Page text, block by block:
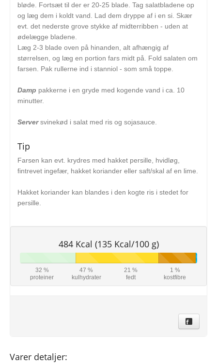
bløde. Fortsæt til der er 20-25 blade. Tag salatbladene op
og læg dem i koldt vand. Lad dem dryppe af i en si. Skær
evt. det nederste grove stykke af midterribben - uden at
ødelægge bladene.
Læg 2-3 blade oven på hinanden, alt afhængig af
størrelsen, og læg en portion fars midt på. Fold salaten om
farsen. Pak rullerne ind i stanniol - som små toppe.
Damp pakkerne i en gryde med kogende vand i ca. 10
minutter.
Serversvinekød i salat med ris og sojasauce.
Tip
Farsen kan evt. krydres med hakket persille, hvidløg,
fintrevet ingefær, hakket koriander eller saft/skal af en lime.
Hakket koriander kan blandes i den kogte ris i stedet for
persille.
484 Kcal (135 Kcal/100 g)
32 %
proteiner
47 %
kulhydrater
21 %
fedt
1 %
kostfibre
Varer detaljer: